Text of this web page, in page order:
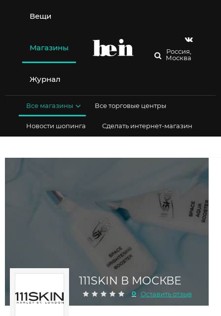
содержимому
Вещи
Магазины
Журнал
Россия,
Москва
Все магазины Все торговые центры
Новости шопинга Сделать интернет-магазин
111SKIN В МОСКВЕ
0 Оставить отзыв